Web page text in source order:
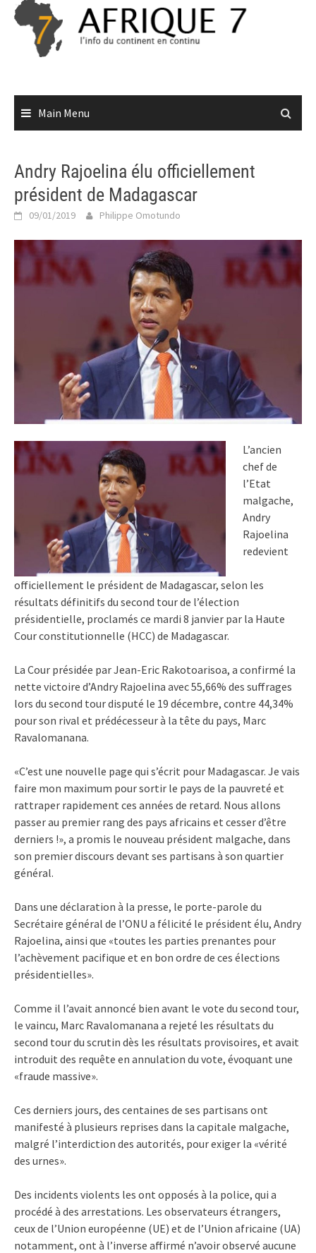
Skip
content
Main Menu
Andry Rajoelina élu officiellement
président de Madagascar
09/01/2019 Philippe Omotundo
L’ancien
chef de
l’Etat
malgache,
Andry
Rajoelina
redevient
officiellement le président de Madagascar, selon les
résultats définitifs du second tour de l’élection
présidentielle, proclamés ce mardi 8 janvier par la Haute
Cour constitutionnelle (HCC) de Madagascar.
La Cour présidée par Jean-Eric Rakotoarisoa, a confirmé la
nette victoire d’Andry Rajoelina avec 55,66% des suffrages
lors du second tour disputé le 19 décembre, contre 44,34%
pour son rival et prédécesseur à la tête du pays, Marc
Ravalomanana.
«C’est une nouvelle page qui s’écrit pour Madagascar. Je vais
faire mon maximum pour sortir le pays de la pauvreté et
rattraper rapidement ces années de retard. Nous allons
passer au premier rang des pays africains et cesser d’être
derniers !», a promis le nouveau président malgache, dans
son premier discours devant ses partisans à son quartier
général.
Dans une déclaration à la presse, le porte-parole du
Secrétaire général de l’ONU a félicité le président élu, Andry
Rajoelina, ainsi que «toutes les parties prenantes pour
l’achèvement pacifique et en bon ordre de ces élections
présidentielles».
Comme il l’avait annoncé bien avant le vote du second tour,
le vaincu, Marc Ravalomanana a rejeté les résultats du
second tour du scrutin dès les résultats provisoires, et avait
introduit des requête en annulation du vote, évoquant une
«fraude massive».
Ces derniers jours, des centaines de ses partisans ont
manifesté à plusieurs reprises dans la capitale malgache,
malgré l’interdiction des autorités, pour exiger la «vérité
des urnes».
Des incidents violents les ont opposés à la police, qui a
procédé à des arrestations. Les observateurs étrangers,
ceux de l’Union européenne (UE) et de l’Union africaine (UA)
notamment, ont à l’inverse affirmé n’avoir observé aucune